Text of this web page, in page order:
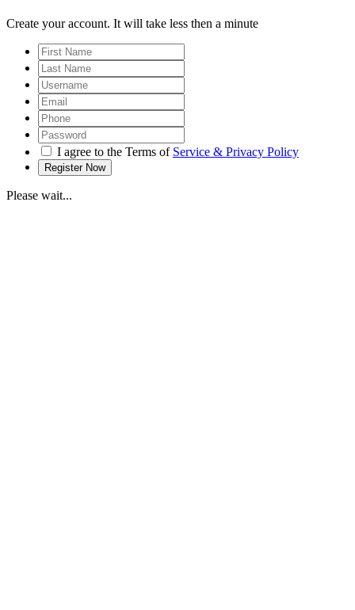
Create your account. It will take less then a minute
I agree to the Terms of Service & Privacy Policy
Please wait...